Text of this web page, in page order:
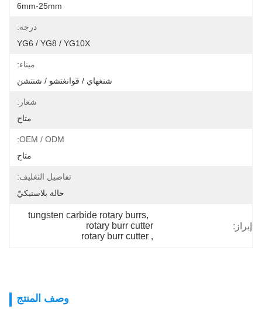
6mm-25mm
درجة:
YG6 / YG8 / YG10X
ميناء:
شنغهاي / قوانغتشو / شنتشن
شعار:
متاح
OEM / ODM:
متاح
تفاصيل التغليف:
حالة بلاستيكيّ
إبراز:
tungsten carbide rotary burrs,
rotary burr cutter
,
rotary burr cutter
وصف المنتج